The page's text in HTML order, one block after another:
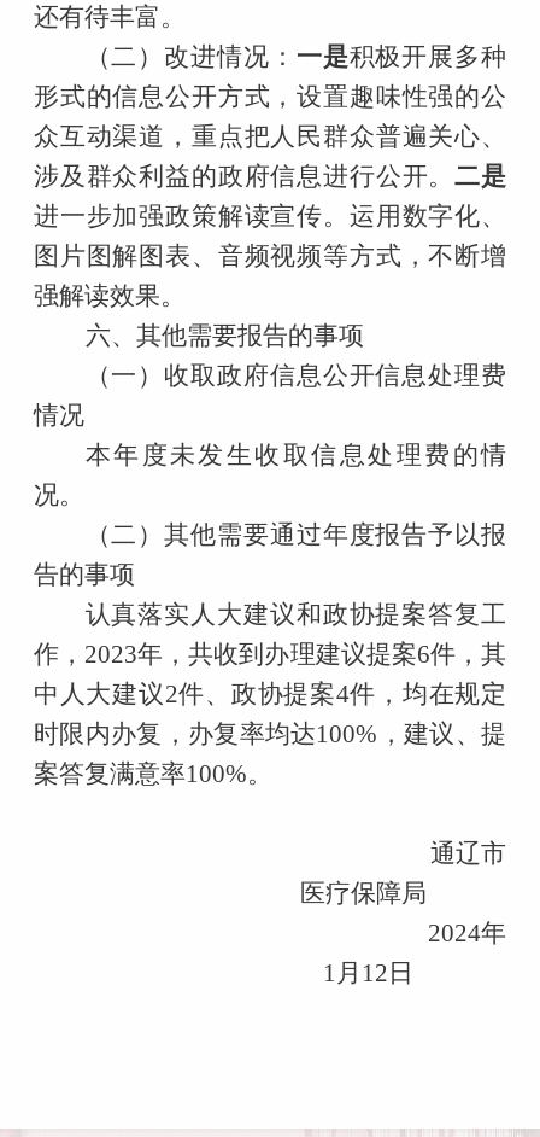
还有待丰富。
（二）改进情况： 一是积极开展多种
形式的信息公开方式，设置趣味性强的公
众互动渠道，重点把人民群众普遍关心、
涉及群众利益的政府信息进行公开。二是
进一步加强政策解读宣传。运用数字化、
图片图解图表、音频视频等方式，不断增
强解读效果。
六、其他需要报告的事项
（一）收取政府信息公开信息处理费
情况
本年度未发生收取信息处理费的情
况。
（二）其他需要通过年度报告予以报
告的事项
认真落实人大建议和政协提案答复工
作， 2023年，共收到办理建议提案6件，其
中人大建议2件、政协提案4件，均在规定
时限内办复，办复率均达100% ，建议、提
案答复满意率100%。
通辽市
医疗保障局
2024年
1 月 12 日